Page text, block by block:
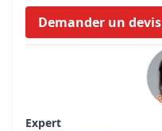
Demander un devis
Expert